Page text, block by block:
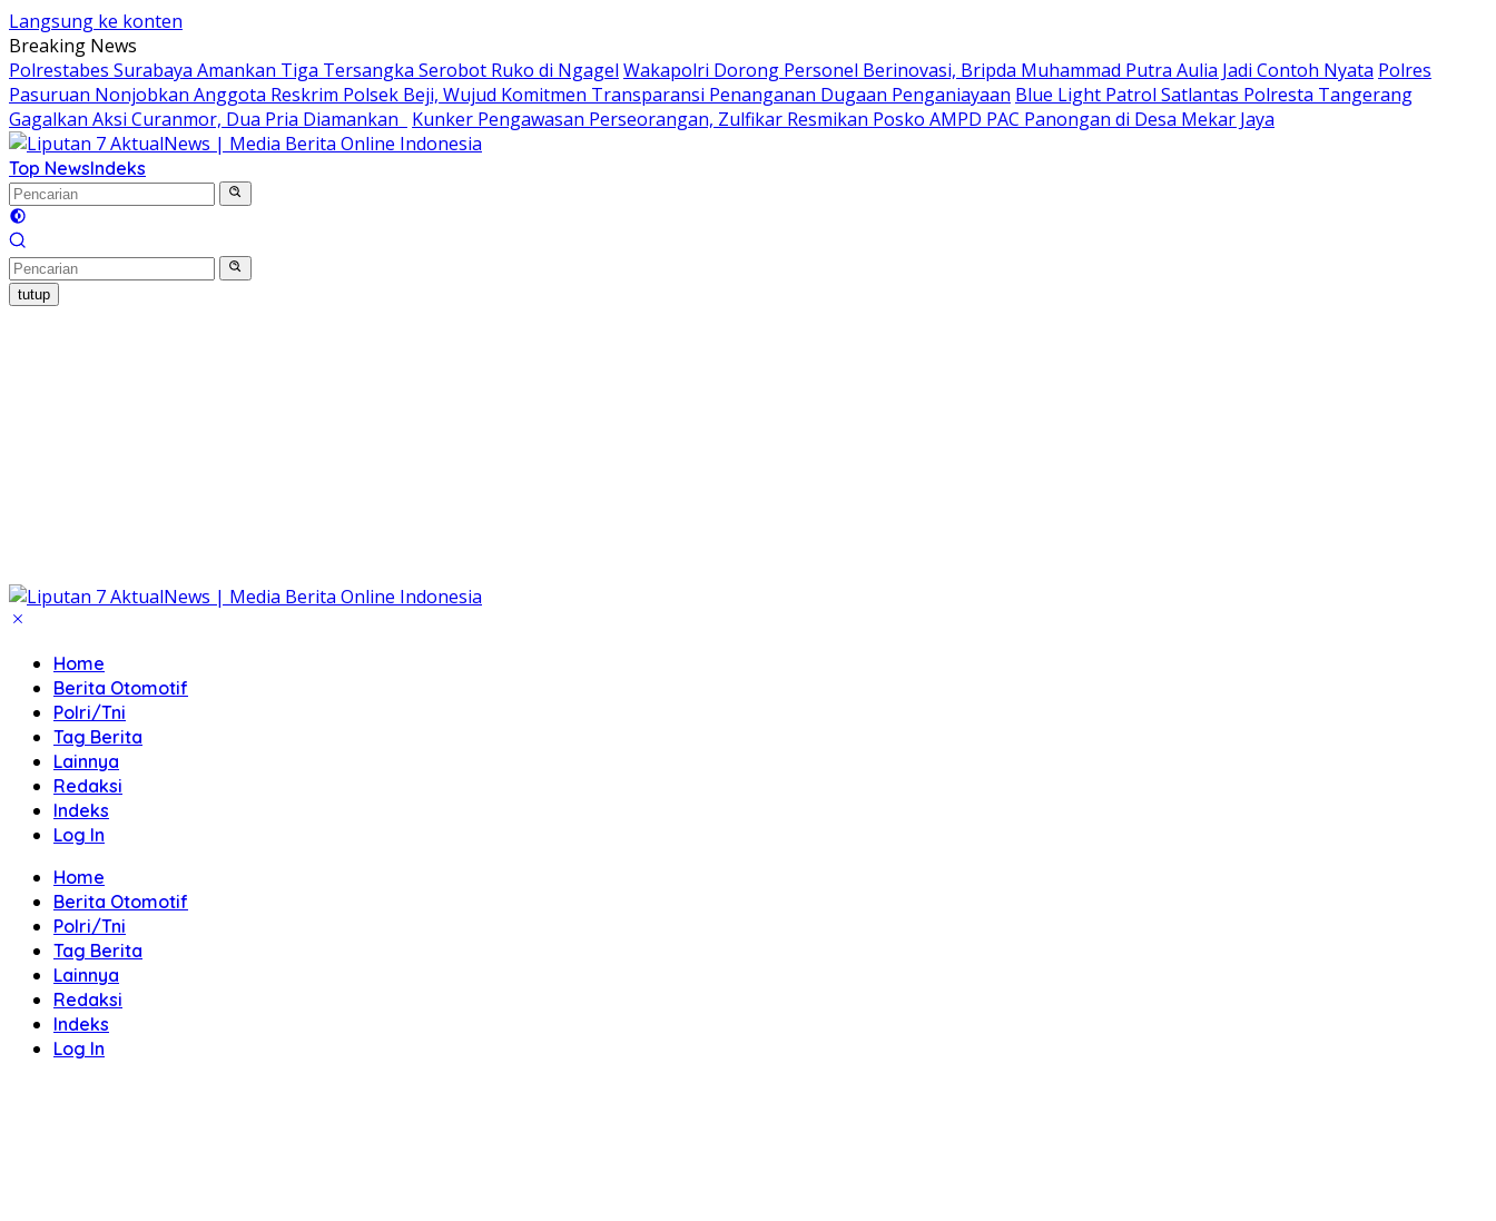
Langsung ke konten
Breaking News
Polrestabes Surabaya Amankan Tiga Tersangka Serobot Ruko di Ngagel Wakapolri Dorong Personel Berinovasi, Bripda Muhammad Putra Aulia Jadi Contoh Nyata Polres
Pasuruan Nonjobkan Anggota Reskrim Polsek Beji, Wujud Komitmen Transparansi Penanganan Dugaan Penganiayaan Blue Light Patrol Satlantas Polresta Tangerang
Gagalkan Aksi Curanmor, Dua Pria Diamankan
Kunker Pengawasan Perseorangan, Zulfikar Resmikan Posko AMPD PAC Panongan di Desa Mekar Jaya
Top NewsIndeks
tutup
Home
Berita Otomotif
Polri/Tni
Tag Berita
Lainnya
Redaksi
Indeks
Log In
Home
Berita Otomotif
Polri/Tni
Tag Berita
Lainnya
Redaksi
Indeks
Log In